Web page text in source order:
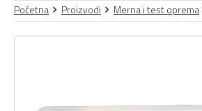
Početna Proizvodi Merna i test oprema